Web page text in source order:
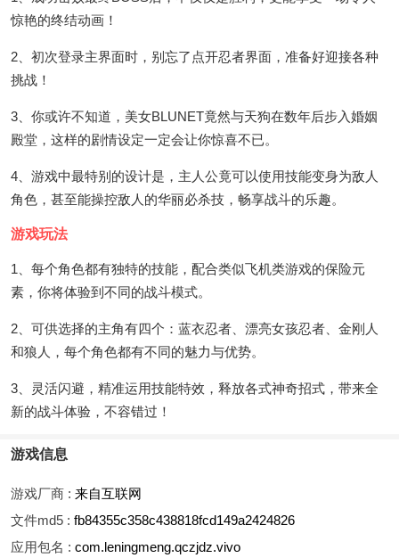
惊艳的终结动画！
2、初次登录主界面时，别忘了点开忍者界面，准备好迎接各种
挑战！
3、你或许不知道，美女BLUNET竟然与天狗在数年后步入婚姻
殿堂，这样的剧情设定一定会让你惊喜不已。
4、游戏中最特别的设计是，主人公竟可以使用技能变身为敌人
角色，甚至能操控敌人的华丽必杀技，畅享战斗的乐趣。
游戏玩法
1、每个角色都有独特的技能，配合类似飞机类游戏的保险元
素，你将体验到不同的战斗模式。
2、可供选择的主角有四个：蓝衣忍者、漂亮女孩忍者、金刚人
和狼人，每个角色都有不同的魅力与优势。
3、灵活闪避，精准运用技能特效，释放各式神奇招式，带来全
新的战斗体验，不容错过！
游戏信息
游戏厂商 : 来自互联网
文件md5 : fb84355c358c438818fcd149a2424826
应用包名 : com.leningmeng.qczjdz.vivo